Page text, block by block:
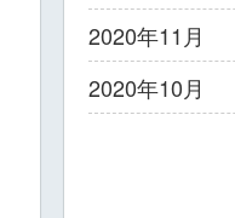
2020年11月
2020年10月